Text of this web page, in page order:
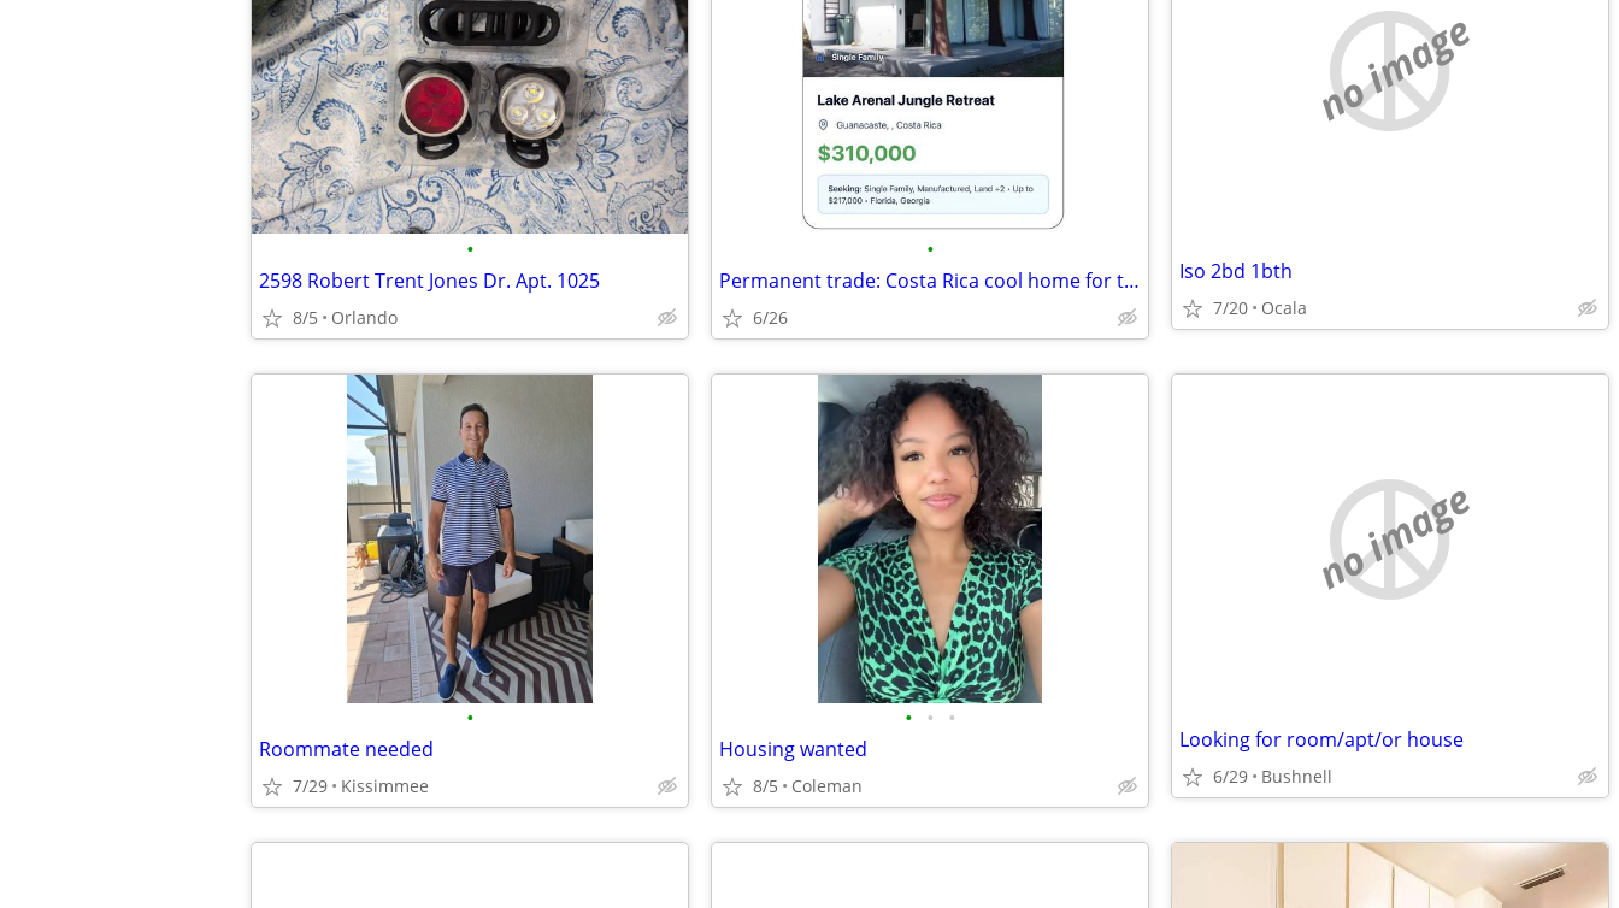
•
2598 Robert Trent Jones Dr. Apt. 1025
8/5 Orlando
•
Permanent trade: Costa Rica cool home for trade for Florida, Georgia
6/26
no image
Iso 2bd 1bth
7/20 Ocala
•
Roommate needed
7/29 Kissimmee
• • •
Housing wanted
8/5 Coleman
no image
Looking for room/apt/or house
6/29 Bushnell